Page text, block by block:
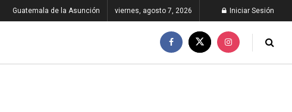
Guatemala de la Asunción viernes, agosto 7, 2026 Iniciar Sesión